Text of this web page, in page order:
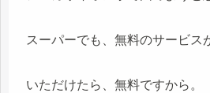
スーパーでも、無料のサービス
いただけたら、無料ですから。